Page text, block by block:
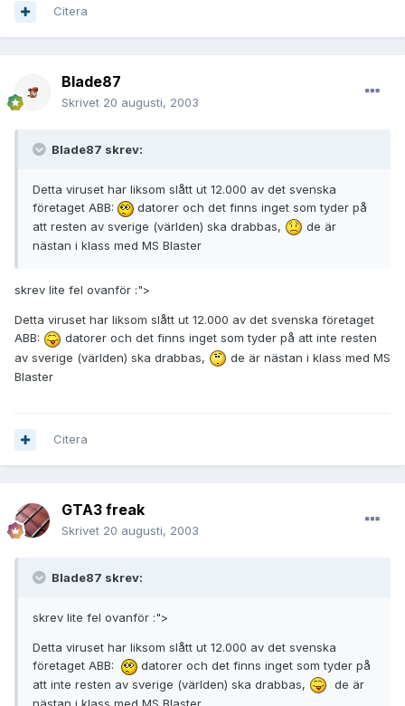
Citera
Blade87
Skrivet 20 augusti, 2003
Blade87 skrev:
Detta viruset har liksom slått ut 12.000 av det svenska
företaget ABB:
datorer och det finns inget som tyder på
att resten av sverige (världen) ska drabbas,
de är
nästan i klass med MS Blaster
skrev lite fel ovanför :">
Detta viruset har liksom slått ut 12.000 av det svenska företaget
ABB:
datorer och det finns inget som tyder på att inte resten
av sverige (världen) ska drabbas,
de är nästan i klass med MS
Blaster
Citera
GTA3 freak
Skrivet 20 augusti, 2003
Blade87 skrev:
skrev lite fel ovanför :">
Detta viruset har liksom slått ut 12.000 av det svenska
företaget ABB:
datorer och det finns inget som tyder på
att inte resten av sverige (världen) ska drabbas,
de är